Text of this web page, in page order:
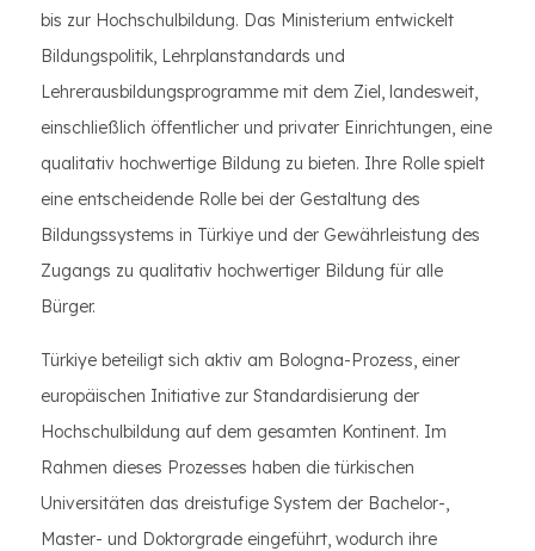
bis zur Hochschulbildung. Das Ministerium entwickelt
Bildungspolitik, Lehrplanstandards und
Lehrerausbildungsprogramme mit dem Ziel, landesweit,
einschließlich öffentlicher und privater Einrichtungen, eine
qualitativ hochwertige Bildung zu bieten. Ihre Rolle spielt
eine entscheidende Rolle bei der Gestaltung des
Bildungssystems in Türkiye und der Gewährleistung des
Zugangs zu qualitativ hochwertiger Bildung für alle
Bürger.
Türkiye beteiligt sich aktiv am Bologna-Prozess, einer
europäischen Initiative zur Standardisierung der
Hochschulbildung auf dem gesamten Kontinent. Im
Rahmen dieses Prozesses haben die türkischen
Universitäten das dreistufige System der Bachelor-,
Master- und Doktorgrade eingeführt, wodurch ihre